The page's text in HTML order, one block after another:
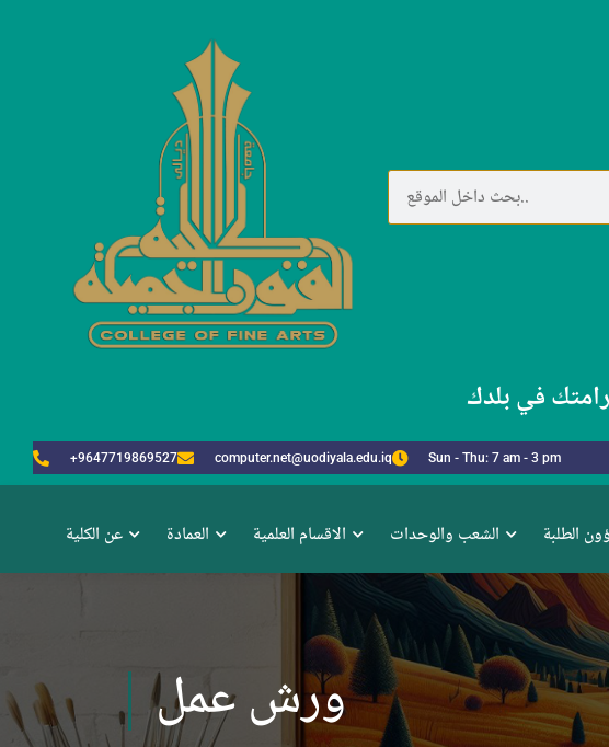
في بلدك
+9647719869527 computer.net@uodiyala.edu.iq Sun - Thu: 7 am - 3 pm
عن الكلية العمادة الاقسام العلمية الشعب والوحدات الطلبة
ورش عمل